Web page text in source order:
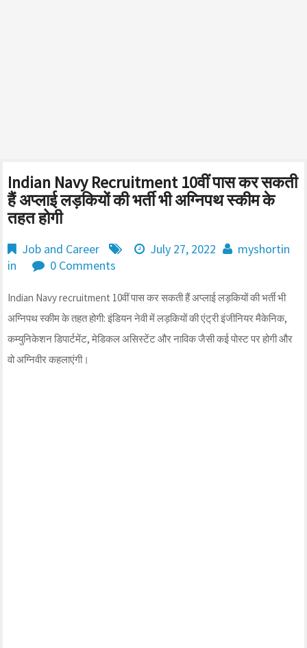
Indian Navy Recruitment 10वीं पास कर सकती
हैं अप्लाई लड़कियों की भर्ती भी अग्निपथ स्कीम के
तहत होगी
Job and Career July 27, 2022
myshortin
in
0 Comments
Indian Navy recruitment 10वीं पास कर सकती हैं अप्लाई लड़कियों की भर्ती भी
अग्निपथ स्कीम के तहत होगी: इंडियन नेवी में लड़कियों की एंट्री इंजीनियर मैकेनिक,
कम्युनिकेशन डिपार्टमेंट, मेडिकल असिस्टेंट और नाविक जैसी कई पोस्ट पर होगी और
वो अग्निवीर कहलाएंगी।